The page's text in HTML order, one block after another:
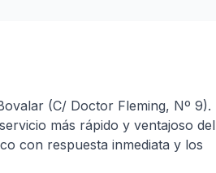
(C/ Doctor Fleming, Nº 9).
más rápido y ventajoso del
con respuesta inmediata y los